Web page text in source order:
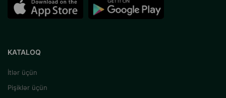
KATALOQ
İtlər üçün
Pişiklər üçün